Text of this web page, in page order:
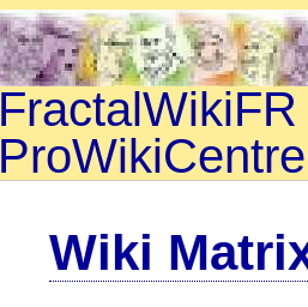
FractalWikiFR
ProWikiCentre
Wiki